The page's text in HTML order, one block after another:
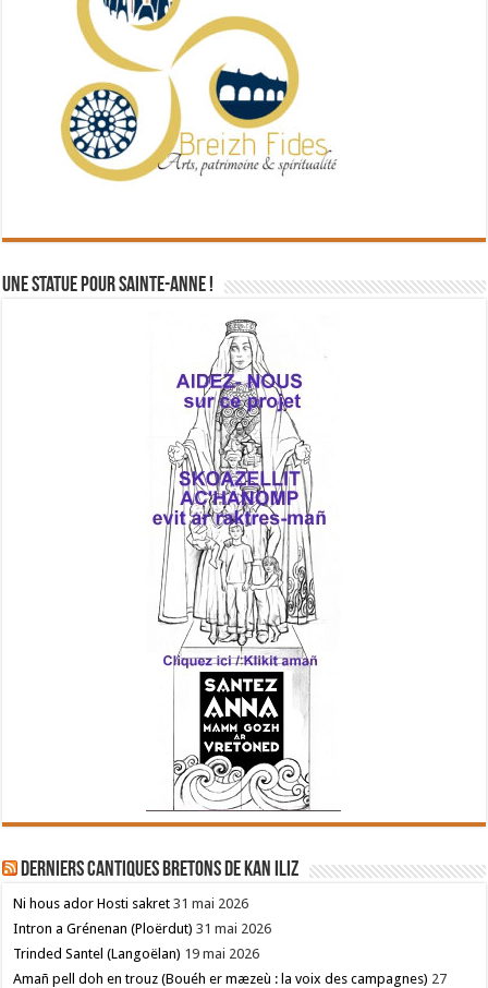
Une statue pour Sainte-Anne !
Derniers cantiques bretons de Kan Iliz
Ni hous ador Hosti sakret 31 mai 2026
Intron a Grénenan (Ploërdut) 31 mai 2026
Trinded Santel (Langoëlan) 19 mai 2026
Amañ pell doh en trouz (Bouéh er mæzeù : la voix des campagnes) 27